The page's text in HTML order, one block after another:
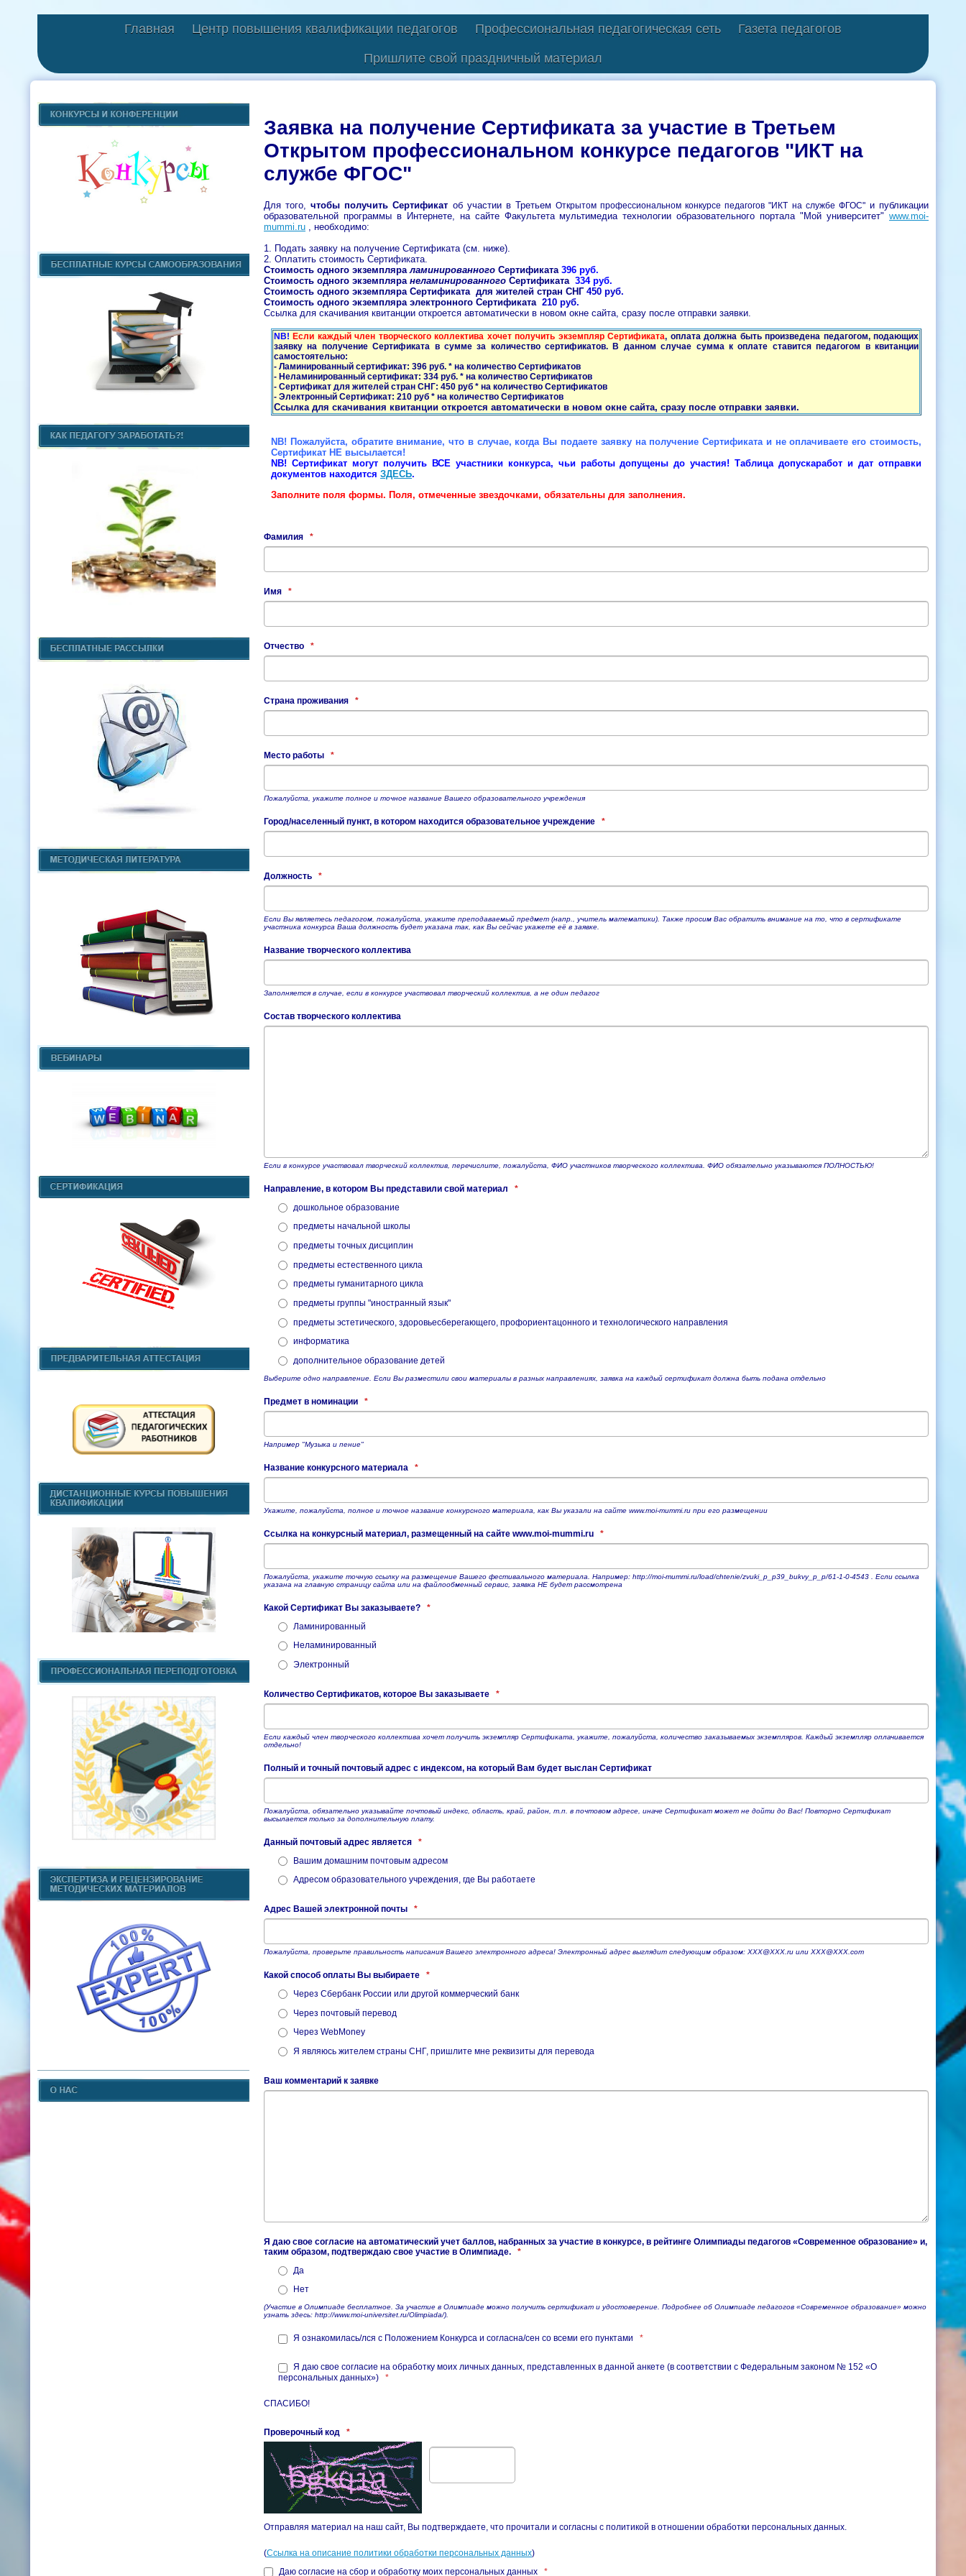
Главная Центр повышения квалификации педагогов Профессиональная педагогическая сеть Газета педагогов
Пришлите свой праздничный материал
Заявка на получение Сертификата за участие в Третьем
Открытом профессиональном конкурсе педагогов "ИКТ на
службе ФГОС"
Для того,чтобы получить Сертификат об участии в ТретьемОткрытом профессиональном конкурсе педагогов "ИКТ на службе ФГОС"​ и публикации
образовательной программы в Интернете, на сайте Факультета мультимедиа технологии образовательного портала "Мой университет" www.moi-
mummi.ru , необходимо:
1. Подать заявку на получение Сертификата (см. ниже).
2. Оплатить стоимость Сертификата.
Стоимость одного экземпляраламинированного Сертификата 396 руб.
Стоимость одного экземпляра неламинированного Сертификата 334 руб.
Стоимость одного экземпляра Сертификата для жителей стран СНГ 450 руб.
Стоимость одного экземпляра электронного Сертификата 210 руб.
Ссылка для скачивания квитанции откроется автоматически в новом окне сайта, сразу после отправки заявки.
NB! Если каждый член творческого коллектива хочет получить экземпляр Сертификата, оплата должна быть произведена педагогом, подающих
заявку на получение Сертификата в сумме за количество сертификатов. В данном случае сумма к оплате ставится педагогом в квитанции
самостоятельно:
- Ламинированный сертификат: 396 руб. * на количество Сертификатов
- Неламинированный сертификат: 334 руб. * на количество Сертификатов
- Сертификат для жителей стран СНГ: 450 руб * на количество Сертификатов
- Электронный Сертификат: 210 руб * на количество Сертификатов
Ссылка для скачивания квитанции откроется автоматически в новом окне сайта, сразу после отправки заявки.
NB! Пожалуйста, обратите внимание, что в случае, когда Вы подаете заявку на получение Сертификата и не оплачиваете его стоимость,
Сертификат НЕ высылается!
NB! Сертификат могут получить ВСЕ участники конкурса, чьи работы допущены до участия! Таблица допускаработ и дат отправки
документов находится ЗДЕСЬ.
Заполните поля формы. Поля, отмеченные звездочками, обязательны для заполнения.
Фамилия *
Имя *
Отчество *
Страна проживания *
Место работы *
Пожалуйста, укажите полное и точное название Вашего образовательного учреждения
Город/населенный пункт, в котором находится образовательное учреждение *
Должность *
Если Вы являетесь педагогом, пожалуйста, укажите преподаваемый предмет (напр., учитель математики). Также просим Вас обратить внимание на то, что в сертификате
участника конкурса Ваша должность будет указана так, как Вы сейчас укажете её в заявке.
Название творческого коллектива
Заполняется в случае, если в конкурсе участвовал творческий коллектив, а не один педагог
Состав творческого коллектива
Если в конкурсе участвовал творческий коллектив, перечислите, пожалуйста, ФИО участников творческого коллектива. ФИО обязательно указываются ПОЛНОСТЬЮ!
Направление, в котором Вы представили свой материал
*
дошкольное образование
предметы начальной школы
предметы точных дисциплин
предметы естественного цикла
предметы гуманитарного цикла
предметы группы "иностранный язык"
предметы эстетического, здоровьесберегающего, профориентацонного и технологического направления
информатика
дополнительное образование детей
Выберите одно направление. Если Вы разместили свои материалы в разных направлениях, заявка на каждый сертификат должна быть подана отдельно
Предмет в номинации *
Например "Музыка и пение"
Название конкурсного материала *
Укажите, пожалуйста, полное и точное название конкурсного материала, как Вы указали на сайте www.moi-mummi.ru при его размещении
Ссылка на конкурсный материал, размещенный на сайте www.moi-mummi.ru *
Пожалуйста, укажите точную ссылку на размещение Вашего фестивального материала. Например: http://moi-mummi.ru/load/chtenie/zvuki_p_p39_bukvy_p_p/61-1-0-4543 . Если ссылка
указана на главную страницу сайта или на файлообменный сервис, заявка НЕ будет рассмотрена
Какой Сертификат Вы заказываете?
*
Ламинированный
Неламинированный
Электронный
Количество Сертификатов, которое Вы заказываете *
Если каждый член творческого коллектива хочет получить экземпляр Сертификата, укажите, пожалуйста, количество заказываемых экземпляров. Каждый экземпляр оплачивается
отдельно!
Полный и точный почтовый адрес с индексом, на который Вам будет выслан Сертификат
Пожалуйста, обязательно указывайте почтовый индекс, область, край, район, т.п. в почтовом адресе, иначе Сертификат может не дойти до Вас! Повторно Сертификат
высылается только за дополнительную плату.
Данный почтовый адрес является
*
Вашим домашним почтовым адресом
Адресом образовательного учреждения, где Вы работаете
Адрес Вашей электронной почты *
Пожалуйста, проверьте правильность написания Вашего электронного адреса! Электронный адрес выглядит следующим образом: ХХХ@ХХХ.ru или XXX@XXX.com
Какой способ оплаты Вы выбираете
*
Через Сбербанк России или другой коммерческий банк
Через почтовый перевод
Через WebMoney
Я являюсь жителем страны СНГ, пришлите мне реквизиты для перевода
Ваш комментарий к заявке
Я даю свое согласие на автоматический учет баллов, набранных за участие в конкурсе, в рейтинге Олимпиады педагогов «Современное образование» и,
таким образом, подтверждаю свое участие в Олимпиаде.
*
Да
Нет
(Участие в Олимпиаде бесплатное. За участие в Олимпиаде можно получить сертификат и удостоверение. Подробнее об Олимпиаде педагогов «Современное образование» можно
узнать здесь: http://www.moi-universitet.ru/Olimpiada/).
Я ознакомилась/лся с Положением Конкурса и согласна/сен со всеми его пунктами *
Я даю свое согласие на обработку моих личных данных, представленных в данной анкете (в соответствии с Федеральным законом № 152 «О
персональных данных»)
*
СПАСИБО!
Проверочный код *
Отправляя материал на наш сайт, Вы подтверждаете, что прочитали и согласны с политикой в отношении обработки персональных данных.
(Ссылка на описание политики обработки персональных данных)
Даю согласие на сбор и обработку моих персональных данных
*